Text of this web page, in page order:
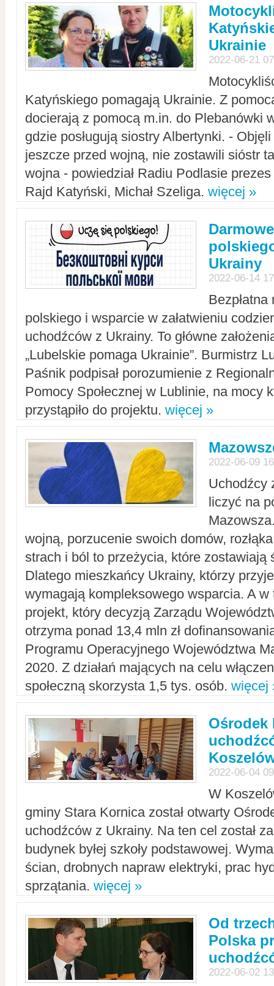
Ukrainie
2022-06-21
Katyńskiego pomagają Ukrainie. Z
docierają z pomocą m.in. do Plebanówki
gdzie posługują siostry Albertynki. -
jeszcze przed wojną, nie zostawili sióstr
wojna - powiedział Radiu Podlasie
Rajd Katyński, Michał Szeliga. więcej »
Ukrainy
2022-06-14
polskiego i wsparcie w załatwieniu
uchodźców z Ukrainy. To główne
„Lubelskie pomaga Ukrainie”. Burmistrz
Paśnik podpisał porozumienie z
Pomocy Społecznej w Lublinie, na mocy
przystąpiło do projektu. więcej »
2022-06-09
Uchodźcy
liczyć na
wojną, porzucenie swoich domów,
strach i ból to przeżycia, które zostawiają
Dlatego mieszkańcy Ukrainy, którzy
wymagają kompleksowego wsparcia. A w
projekt, który decyzją Zarządu
otrzyma ponad 13,4 mln zł
Programu Operacyjnego Województwa
2020. Z działań mających na celu
społeczną skorzysta 1,5 tys. osób. więcej
Ośrodek
2022-06-04
W
gminy Stara Kornica został otwarty
uchodźców z Ukrainy. Na ten cel został
budynek byłej szkoły podstawowej.
ścian, drobnych napraw elektryki, prac
sprzątania. więcej »
Od
Polska
2022-06-02